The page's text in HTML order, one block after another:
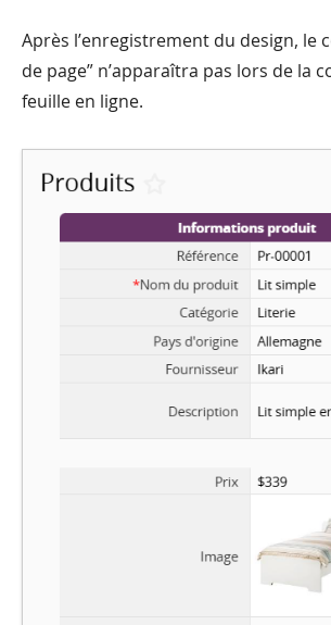
Après l’enregistrement du design, le
de page” n’apparaîtra pas lors de la
feuille en ligne.